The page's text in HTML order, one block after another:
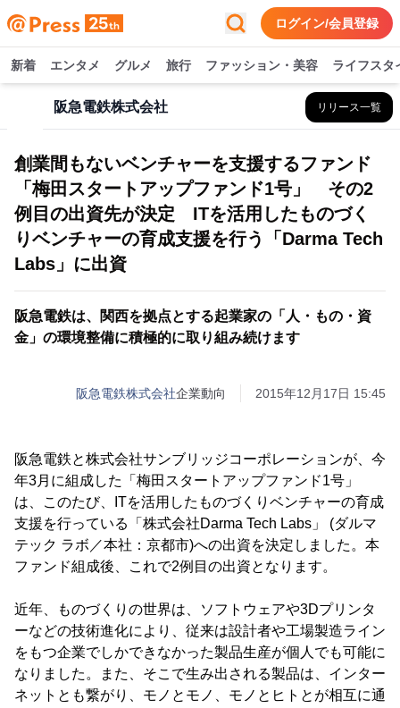
ログイン/会員登録
新着 エンタメ グルメ 旅行 ファッション・美容 ライフスタ
阪急電鉄株式会社 リリース一覧
創業間もないベンチャーを支援するファンド
「梅田スタートアップファンド1号」 その2
例目の出資先が決定 ITを活用したものづく
りベンチャーの育成支援を行う「Darma Tech
Labs」に出資
阪急電鉄は、関西を拠点とする起業家の「人・もの・資
金」の環境整備に積極的に取り組み続けます
阪急電鉄株式会社企業動向 2015年12月17日 15:45
阪急電鉄と株式会社サンブリッジコーポレーションが、今
年3月に組成した「梅田スタートアップファンド1号」
は、このたび、ITを活用したものづくりベンチャーの育成
支援を行っている「株式会社Darma Tech Labs」 (ダルマ
テック ラボ／本社：京都市)への出資を決定しました。本
ファンド組成後、これで2例目の出資となります。
近年、ものづくりの世界は、ソフトウェアや3Dプリンタ
ーなどの技術進化により、従来は設計者や工場製造ライン
をもつ企業でしかできなかった製品生産が個人でも可能に
なりました。また、そこで生み出される製品は、インター
ネットとも繋がり、モノとモノ、モノとヒトとが相互に通